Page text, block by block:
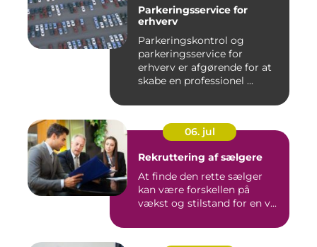
Parkeringsservice for
erhverv
Parkeringskontrol og
parkeringsservice for
erhverv er afgørende for at
skabe en professionel ...
06. jul
Rekruttering af sælgere
At finde den rette sælger
kan være forskellen på
vækst og stilstand for en v...